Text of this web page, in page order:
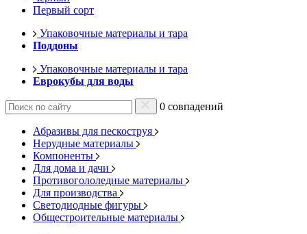
Первый сорт
Упаковочные материалы и тара
Поддоны
Упаковочные материалы и тара
Еврокубы для воды
0 совпадений
Абразивы для пескоструя
Нерудные материалы
Компоненты
Для дома и дачи
Противогололедные материалы
Для производства
Светодиодные фигуры
Общестроительные материалы